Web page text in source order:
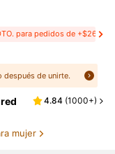
para pedidos de +$26.89
después de unirte.
4.84 (1000+)
mujer